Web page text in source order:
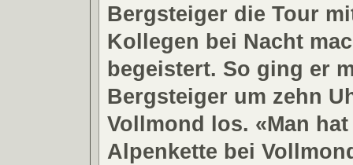
Bergsteiger die Tour
Kollegen bei Nacht
begeistert. So ging er
Bergsteiger um zehn
Vollmond los. «Man
Alpenkette bei